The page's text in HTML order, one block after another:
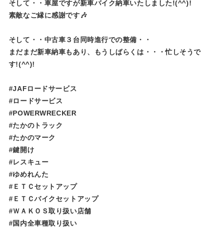
そして・・車屋ですが新車バイク納車いたしました!(^^)!
素敵なご縁に感謝です🎶
そして・・中古車３台同時進行での整備・・
まだまだ新車納車もあり、もうしばらくは・・・忙しそうで
す!(^^)!
#JAFロードサービス
#ロードサービス
#POWERWRECKER
#たかのトラック
#たかのマーク
#鍵開け
#レスキュー
#ゆめれんた​​​​​
#ＥＴＣセットアップ
#ＥＴＣバイクセットアップ
#ＷＡＫＯＳ取り扱い店舗
#国内全車種取り扱い